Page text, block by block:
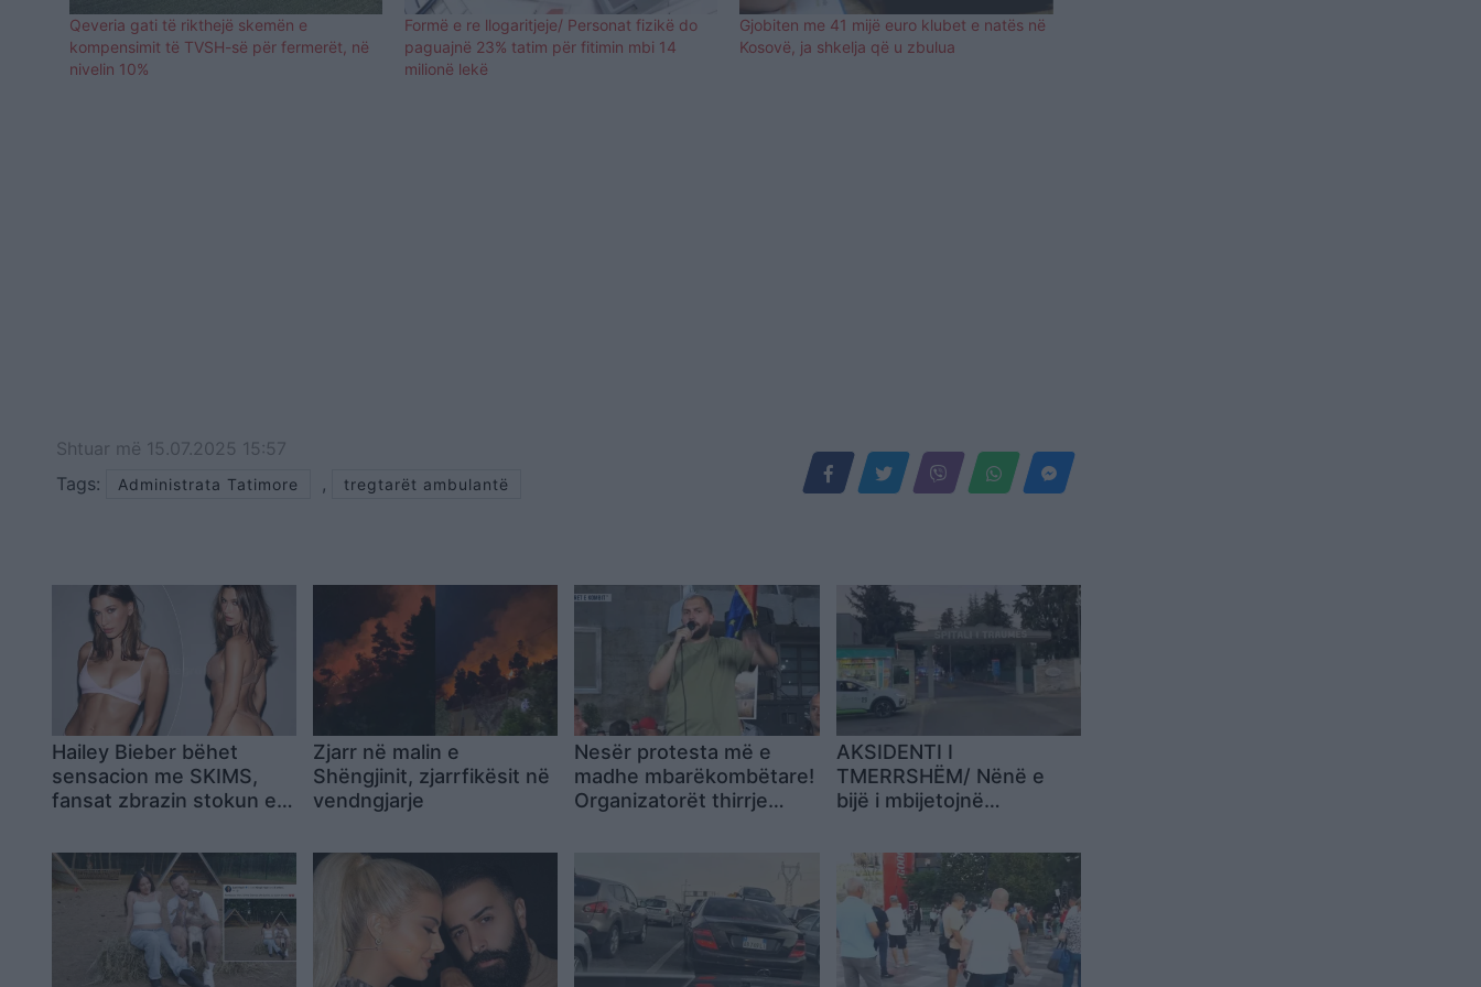
Qeveria gati të rikthejë skemën e
kompensimit të TVSH-së për fermerët, në
nivelin 10%
Formë e re llogaritjeje/ Personat fizikë do
paguajnë 23% tatim për fitimin mbi 14
milionë lekë
Gjobiten me 41 mijë euro klubet e natës në
Kosovë, ja shkelja që u zbulua
Shtuar më 15.07.2025 15:57
Tags:
Administrata Tatimore , tregtarët ambulantë
Hailey Bieber bëhet
sensacion me SKIMS,
fansat zbrazin stokun e
Zjarr në malin e
Shëngjinit, zjarrfikësit në
vendngjarje
Nesër protesta më e
madhe mbarëkombëtare!
Organizatorët thirrje
nga diaspora, të gjithë në
Tiranë! Me ne do të jenë
dhe…
AKSIDENTI I
TMERRSHËM/ Nënë e
bijë i mbijetojnë
por humbin…